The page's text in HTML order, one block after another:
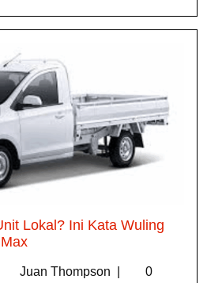
Lokal? Ini Kata Wuling
Juan Thompson
0